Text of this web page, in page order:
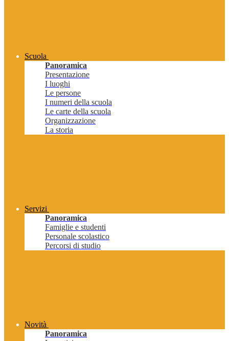
Scuola
Panoramica
Presentazione
I luoghi
Le persone
I numeri della scuola
Le carte della scuola
Organizzazione
La storia
Servizi
Panoramica
Famiglie e studenti
Personale scolastico
Percorsi di studio
Novità
Panoramica